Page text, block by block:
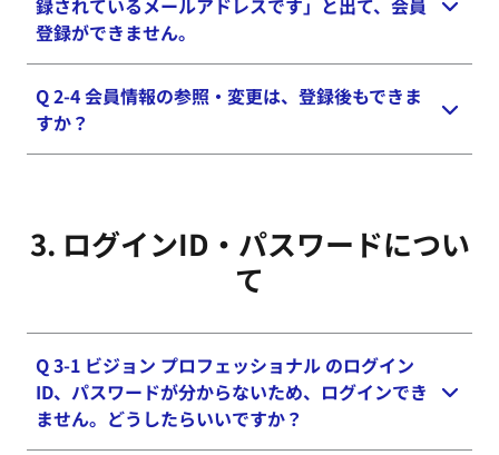
ます。 パソコン、タブレット、スマートフォンで
ご利用のメールアドレスで会員登録を行ってくださ
い。 従来型携帯電話からの会員登録はできませ
ん。
録されているメールアドレスです」と出て、会員
登録ができません。
ご利用のメールアドレスを既にご登録いただいてい
る可能性があります。同じメールアドレスで重複し
て登録することはできません。
の
お問い合わせフォーム からお問い合せ頂くか、ビ
ジョン プロフェッショナル サポートデスク
（0120-232-282 受付時間 9：00～17：30 （日・
Q 2-4 会員情報の参照・変更は、登録後もできま
すか？
3. ログインID・パスワードに​つい
て
Q 3-1 ビジョン プロフェッショナル のログイン
ID、パスワードが分からないため、ログインでき
ません。どうしたらいいですか？